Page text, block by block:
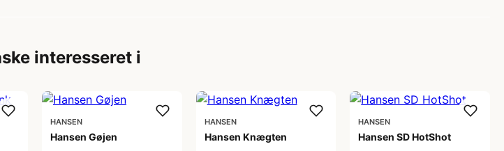
interesseret i
HANSEN
Hansen Gøjen
HANSEN
Hansen Knægten
HANSEN
Hansen SD HotShot